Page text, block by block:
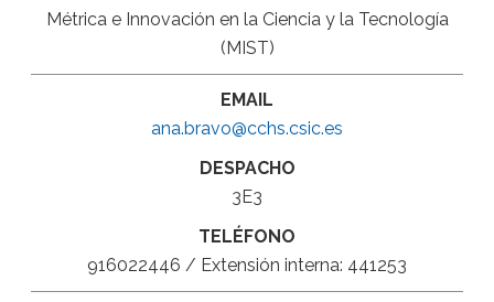
Métrica e Innovación en la Ciencia y la Tecnología
(MIST)
EMAIL
ana.bravo@cchs.csic.es
DESPACHO
3E3
TELÉFONO
916022446 / Extensión interna: 441253